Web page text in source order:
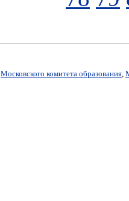
Московского комитета образования,